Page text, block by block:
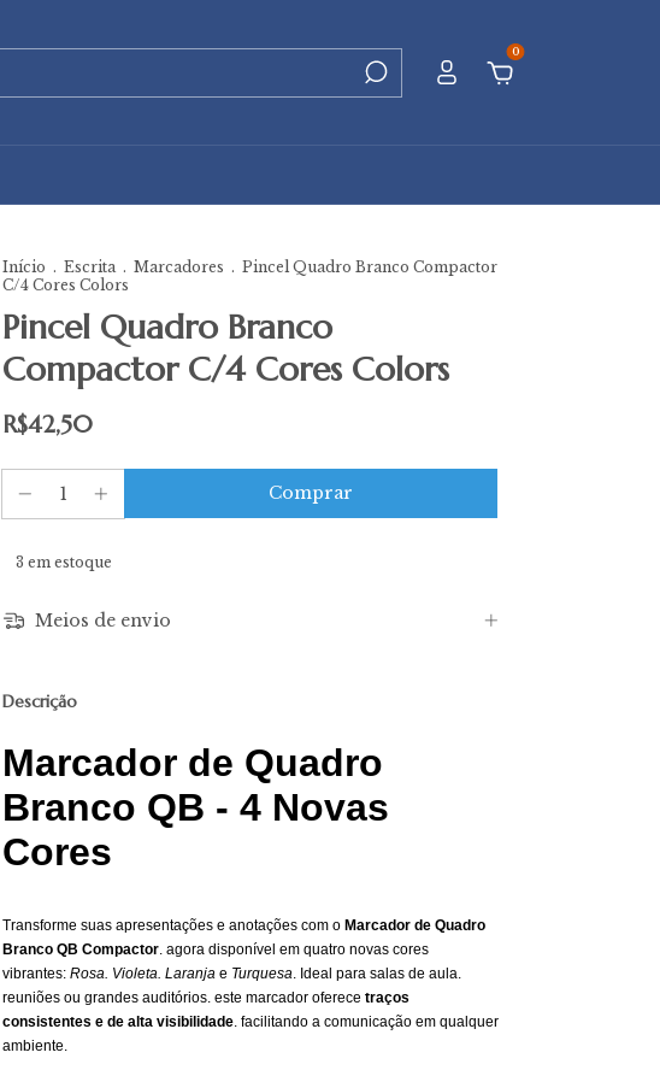
0
Início . Escrita . Marcadores . Pincel Quadro Branco Compactor
C/4 Cores Colors
Pincel Quadro Branco
Compactor C/4 Cores Colors
R$42,50
3 em estoque
Meios de envio
Descrição
Marcador de Quadro
Branco QB - 4 Novas
Cores
Transforme suas apresentações e anotações com o Marcador de Quadro
Branco QB Compactor . agora disponível em quatro novas cores
vibrantes: Rosa. Violeta. Laranja e Turquesa . Ideal para salas de aula.
reuniões ou grandes auditórios. este marcador oferece traços
consistentes e de alta visibilidade . facilitando a comunicação em qualquer
ambiente.